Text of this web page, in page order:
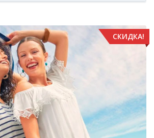
СКИДКА!